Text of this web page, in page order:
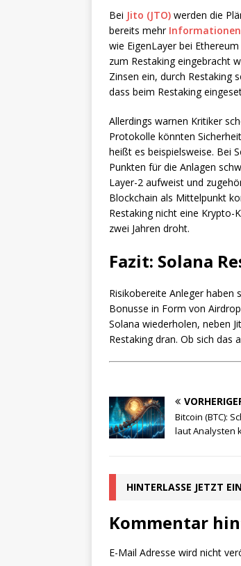
Bei Jito (JTO) werden die
bereits mehr Informationen
wie EigenLayer bei
zum Restaking eingebracht
Zinsen ein, durch Restaking
dass beim Restaking
Allerdings warnen Kritiker
Protokolle könnten
heißt es beispielsweise. Bei
Punkten für die Anlagen
Layer-2 aufweist und
Blockchain als Mittelpunkt
Restaking nicht eine Krypto-
zwei Jahren droht.
Fazit: Solana
Risikobereite Anleger haben
Bonusse in Form von
Solana wiederholen, neben
Restaking dran. Ob sich das
Bitcoin (BTC):
laut Analysten
HINTERLASSE JETZT
Kommentar
E-Mail Adresse wird nicht